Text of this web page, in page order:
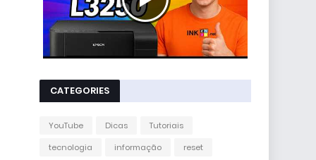
CATEGORIES
YouTube Dicas
Tutoriais
tecnologia
informação reset